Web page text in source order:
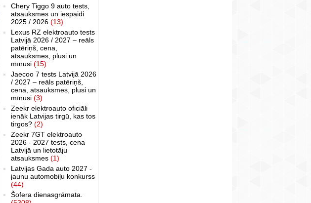
Chery Tiggo 9 auto tests,
atsauksmes un iespaidi
2025 / 2026 (13)
Lexus RZ elektroauto tests
Latvijā 2026 / 2027 – reāls
patēriņš, cena,
atsauksmes, plusi un
mīnusi (15)
Jaecoo 7 tests Latvijā 2026
/ 2027 – reāls patēriņš,
cena, atsauksmes, plusi un
mīnusi (3)
Zeekr elektroauto oficiāli
ienāk Latvijas tirgū, kas tos
tirgos? (2)
Zeekr 7GT elektroauto
2026 - 2027 tests, cena
Latvijā un lietotāju
atsauksmes (1)
Latvijas Gada auto 2027 -
jaunu automobiļu konkurss
(44)
Šofera dienasgrāmata.